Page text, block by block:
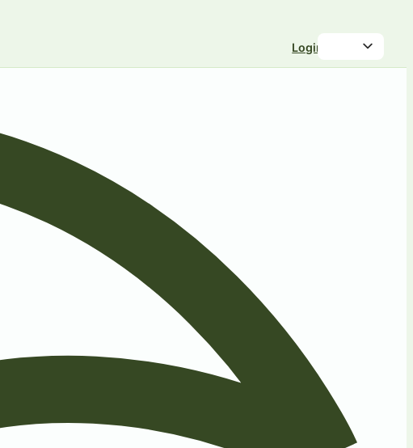
Login